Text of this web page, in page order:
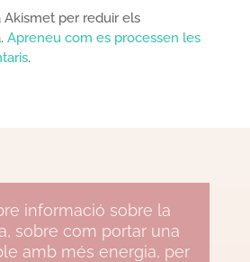
per reduir els
Apreneu com es processen les
.
informació sobre la
sobre com portar una
amb més energia, per